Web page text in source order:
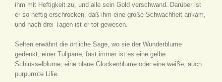
ihm mit Heftigkeit zu, und alle sein Gold verschwand. Darüber ist
er so heftig erschrocken, daß ihm eine große Schwachheit ankam,
und nach drei Tagen ist er tot gewesen.
Selten erwähnt die örtliche Sage, wo sie der Wunderblume
gedenkt, einer Tulipane, fast immer ist es eine gelbe
Schlüsselblume, eine blaue Glockenblume oder eine weiße, auch
purpurrote Lilie.